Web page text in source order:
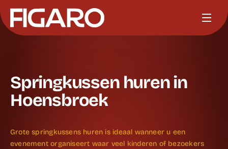
Springkussen huren in
Hoensbroek
Grote springkussens huren is ideaal wanneer u een
evenement organiseert waar veel kinderen of bezoekers